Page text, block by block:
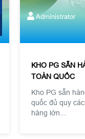
Administrator
KHO PG SẴN
TOÀN QUỐC
Kho PG sẵn
quốc đủ quy
hàng lớn...